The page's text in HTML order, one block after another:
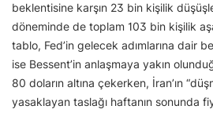
beklentisine karşın 23 bin kişilik
döneminde de toplam 103 bin kişilik
tablo, Fed’in gelecek adımlarına dair
ise Bessent’in anlaşmaya yakın
80 doların altına çekerken, İran’ın
yasaklayan taslağı haftanın sonunda